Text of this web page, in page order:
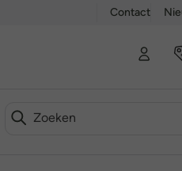
Contact